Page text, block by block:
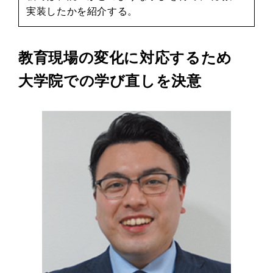
実装したかを紹介する。
教育現場の変化に対応するため
大学院での学び直しを決意